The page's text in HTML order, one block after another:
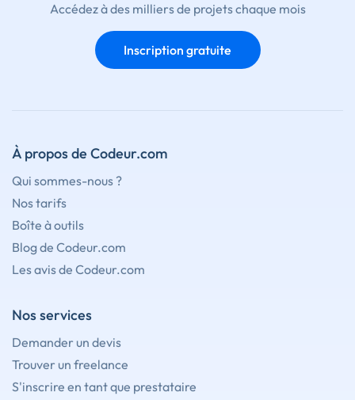
Accédez à des milliers de projets chaque mois
Inscription gratuite
À propos de Codeur.com
Qui sommes-nous ?
Nos tarifs
Boîte à outils
Blog de Codeur.com
Les avis de Codeur.com
Nos services
Demander un devis
Trouver un freelance
S'inscrire en tant que prestataire